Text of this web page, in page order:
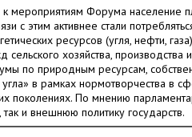
к мероприятиям Форума население
с этим активнее стали
ресурсов (угля, нефти,
хозяйства, производства
по природным ресурсам,
в рамках нормотворчества в
поколениях. По мнению
и внешнюю политику государств.